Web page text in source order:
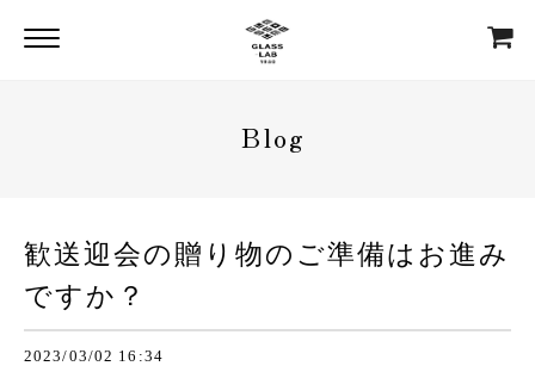
Blog
歓送迎会の贈り物のご準備はお進み
ですか？
2023/03/02 16:34